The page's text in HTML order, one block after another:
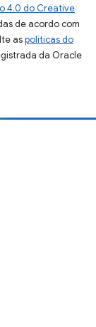
4.0 do Creative
de acordo com
aspolíticas do
da Oracle